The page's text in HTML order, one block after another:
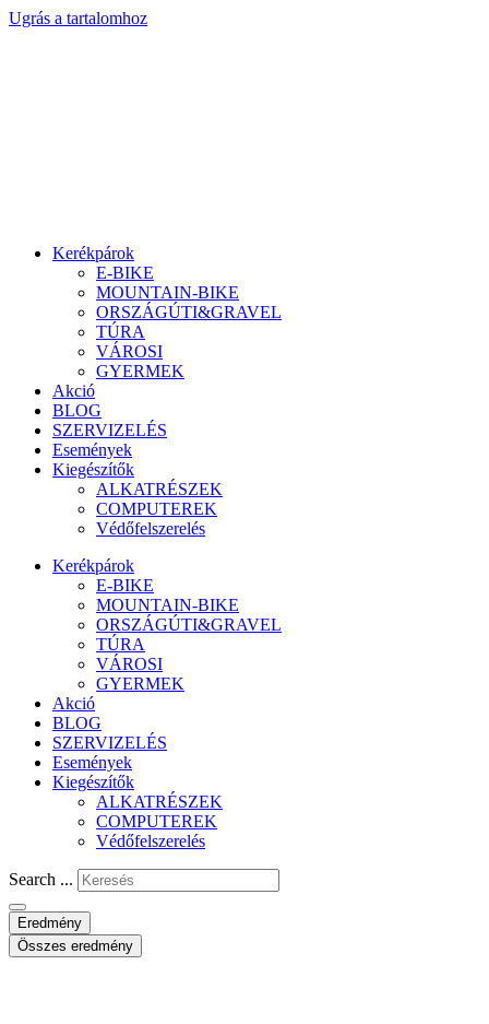
Ugrás a tartalomhoz
Kerékpárok
E-BIKE
MOUNTAIN-BIKE
ORSZÁGÚTI&GRAVEL
TÚRA
VÁROSI
GYERMEK
Akció
BLOG
SZERVIZELÉS
Események
Kiegészítők
ALKATRÉSZEK
COMPUTEREK
Védőfelszerelés
Kerékpárok
E-BIKE
MOUNTAIN-BIKE
ORSZÁGÚTI&GRAVEL
TÚRA
VÁROSI
GYERMEK
Akció
BLOG
SZERVIZELÉS
Események
Kiegészítők
ALKATRÉSZEK
COMPUTEREK
Védőfelszerelés
Search ...
Eredmény
Összes eredmény